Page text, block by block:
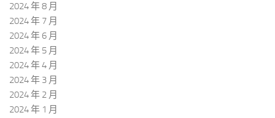
2024 年 8 月
2024 年 7 月
2024 年 6 月
2024 年 5 月
2024 年 4 月
2024 年 3 月
2024 年 2 月
2024 年 1 月